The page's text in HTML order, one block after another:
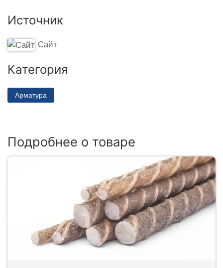
Источник
Сайт
Категория
Арматура
Подробнее о товаре